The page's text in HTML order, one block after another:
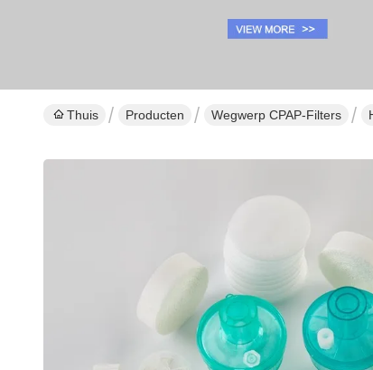
Thuis Producten Wegwerp CPAP-Filters